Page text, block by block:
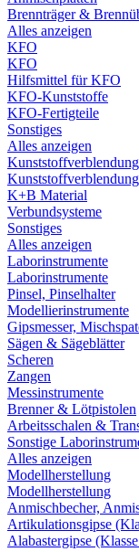
Brennträger &
Alles anzeigen
KFO
KFO
Hilfsmittel für KFO
KFO-Kunststoffe
KFO-Fertigteile
Sonstiges
Alles anzeigen
Kunststoffverblendung
Kunststoffverblendung
K+B Material
Verbundsysteme
Sonstiges
Alles anzeigen
Laborinstrumente
Laborinstrumente
Pinsel, Pinselhalter
Modellierinstrumente
Gipsmesser,
Sägen & Sägeblätter
Scheren
Zangen
Messinstrumente
Brenner & Lötpistolen
Arbeitsschalen &
Sonstige
Alles anzeigen
Modellherstellung
Modellherstellung
Anmischbecher,
Artikulationsgipse
Alabastergipse